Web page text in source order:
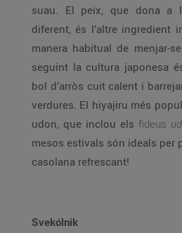
suau. El peix, que dona a
diferent, és l’altre ingredient
manera habitual de menjar-
seguint la cultura japonesa
bol d’arròs cuit calent i
verdures. El hiyajiru més
udon, que inclou els fideus
mesos estivals són ideals per
casolana refrescant!
Svekólnik